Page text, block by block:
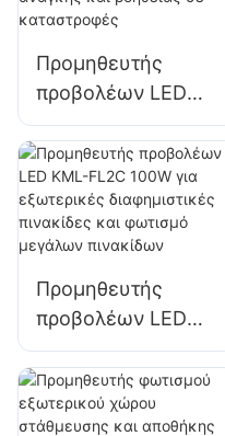
εργοταξίων
Προμηθευτής
προβολέων LED
KML-FL05 200W,
φωτισμός χώρων
έκτακτης ανάγκης
και βοήθειας σε
καταστροφές
Προμηθευτής
προβολέων LED
KML-FL2C 100W
για εξωτερικές
διαφημιστικές